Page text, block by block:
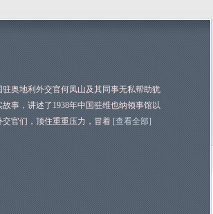
驻奥地利外交官何凤山及其同事无私帮助犹
事，讲述了1938年中国驻维也纳领事馆以
交官们，顶住重重压力，冒着 [查看全部]